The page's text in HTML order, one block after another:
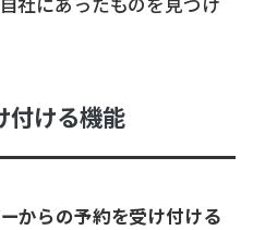
付ける機能
からの予約を受け付ける